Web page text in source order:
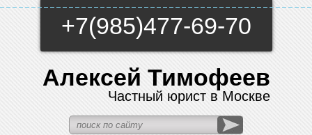
+7(985)477-69-70
Алексей Тимофеев
Частный юрист в Москве